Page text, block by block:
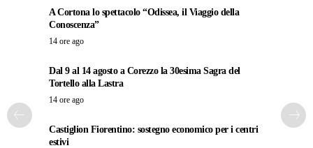
A Cortona lo spettacolo “Odissea, il Viaggio della
Conoscenza”
14 ore ago
Dal 9 al 14 agosto a Corezzo la 30esima Sagra del
Tortello alla Lastra
14 ore ago
Castiglion Fiorentino: sostegno economico per i centri
estivi